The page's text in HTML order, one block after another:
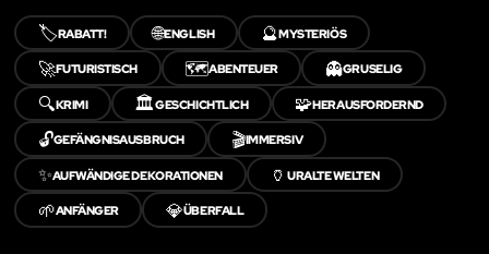
🏷️RABATT! 🌐ENGLISH 🔮MYSTERIÖS
🚀FUTURISTISCH 🗺️ABENTEUER 👻GRUSELIG
🔍KRIMI 🏛️GESCHICHTLICH 🧩HERAUSFORDERND
🔓GEFÄNGNISAUSBRUCH 🎬IMMERSIV
✨AUFWÄNDIGE DEKORATIONEN 🏺URALTE WELTEN
🌱ANFÄNGER 💎ÜBERFALL